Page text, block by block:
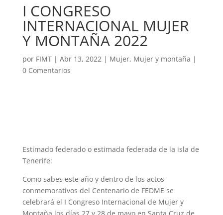
I CONGRESO
INTERNACIONAL MUJER
Y MONTAÑA 2022
por FIMT| Abr 13, 2022| Mujer, Mujer y montaña |
0 Comentarios
Estimado federado o estimada federada de la isla de
Tenerife:
Como sabes este año y dentro de los actos
conmemorativos del Centenario de FEDME se
celebrará el I Congreso Internacional de Mujer y